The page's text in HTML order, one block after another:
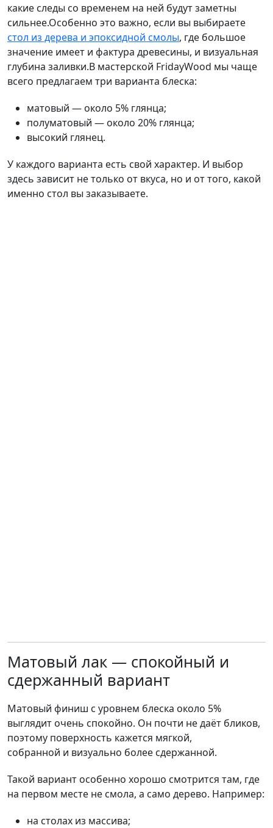
какие следы со временем на ней будут заметны
сильнее.Особенно это важно, если вы выбираете
стол из дерева и эпоксидной смолы, где большое
значение имеет и фактура древесины, и визуальная
глубина заливки.В мастерской FridayWood мы чаще
всего предлагаем три варианта блеска:
матовый — около 5% глянца;
полуматовый — около 20% глянца;
высокий глянец.
У каждого варианта есть свой характер. И выбор
здесь зависит не только от вкуса, но и от того, какой
именно стол вы заказываете.
Матовый лак — спокойный и
сдержанный вариант
Матовый финиш с уровнем блеска около 5%
выглядит очень спокойно. Он почти не даёт бликов,
поэтому поверхность кажется мягкой,
собранной и визуально более сдержанной.
Такой вариант особенно хорошо смотрится там, где
на первом месте не смола, а само дерево. Например:
на столах из массива;